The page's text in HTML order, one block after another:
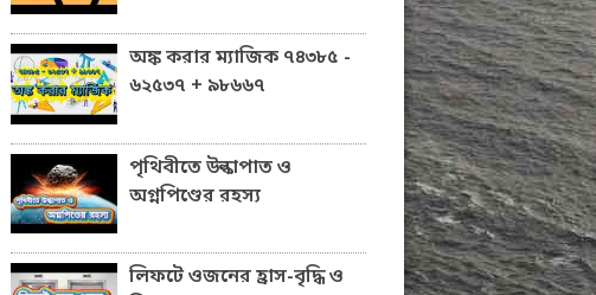
অঙ্ক করার ম্যাজিক ৭৪৩৮৫ -
৬২৫৩৭ + ৯৮৬৬৭
পৃথিবীতে উল্কাপাত ও
অগ্নপিণ্ডের রহস্য
লিফটে ওজনের হ্রাস-বৃদ্ধি ও